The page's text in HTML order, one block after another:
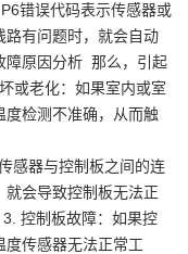
错误代码表示传感器或
路有问题时，就会自动
障原因分析 那么，引起
或老化：如果室内或室
检测不准确，从而触
感器与控制板之间的连
会导致控制板无法正
控制板故障：如果控
传感器无法正常工